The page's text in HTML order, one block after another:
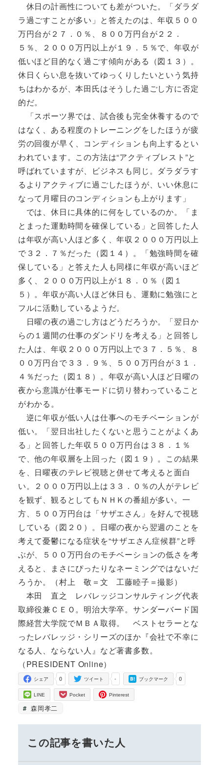
休日の計画性についても差がついた。「ダラダ
ラ過ごすことが多い」と答えたのは、年収５００
万円台が２７．０％、８００万円台が２２．
５％、２０００万円以上が１９．５％で、年収が
低いほど目的なく過ごす傾向がある（図１３）。
休日くらい息を抜いてゆっくりしたいという気持
ちはわかるが、本田氏はそうした過ごし方に否定
的だ。
「スポーツ界では、試合後も完全休養するので
はなく、ある程度のトレーニングをしたほうが疲
労の回復が早く、コンディションも向上するとい
われています。この方法は“アクティブレスト”と
呼ばれていますが、ビジネスも同じ。ダラダラす
るよりアクティブに過ごしたほうが、いい休息に
なって月曜日のコンディションも上がります」
では、休日に具体的に何をしているのか。「ま
とまった運動時間を確保している」と回答した人
は年収が高い人ほど多く、年収２０００万円以上
で３２．７％だった（図１４）。「勉強時間を確
保している」と答えた人も同様に年収が高いほど
多く、２０００万円以上が１８．０％（図１
５）。年収が高い人ほど休日も、運動に勉強にと
フルに活動しているようだ。
日曜の夜の過ごし方はどうだろうか。「翌日か
らの１週間の仕事のダンドリを考える」と回答し
た人は、年収２０００万円以上で３７．５％、８
００万円台で３３．９％、５００万円台が３１．
４％だった（図１８）。年収が高い人ほど日曜の
夜から意識が仕事モードに切り替わっていること
がわかる。
逆に年収が低い人は仕事へのモチベーションが
低い。「翌日出社したくないと思うことがよくあ
る」と回答した年収５００万円台は３８．１％
で、他の年収層を上回った（図１９）。この結果
を、日曜夜のテレビ視聴と併せて考えると面白
い。２０００万円以上は３３．０％の人がテレビ
を観ず、観るとしてもＮＨＫの番組が多い。一
方、５００万円台は「サザエさん」を好んで視聴
している（図２０）。日曜の夜から翌週のことを
考えて憂鬱になる症状を“サザエさん症候群”と呼
ぶが、５００万円台のモチベーションの低さを考
えると、まさにぴったりなネーミングではないだ
ろうか。（村上 敬＝文 工藤睦子＝撮影）
本田 直之 レバレッジコンサルティング代表
取締役兼ＣＥＯ。明治大学卒。サンダーバード国
際経営大学院でＭＢＡ取得。 ベストセラーとな
ったレバレッジ・シリーズのほか『会社で不幸に
なる人、ならない人』など著書多数。
（PRESIDENT Online）
0
シェア -
ツイート 0
ブックマーク
LINE Pocket Pinterest
森岡孝二
この記事を書いた人